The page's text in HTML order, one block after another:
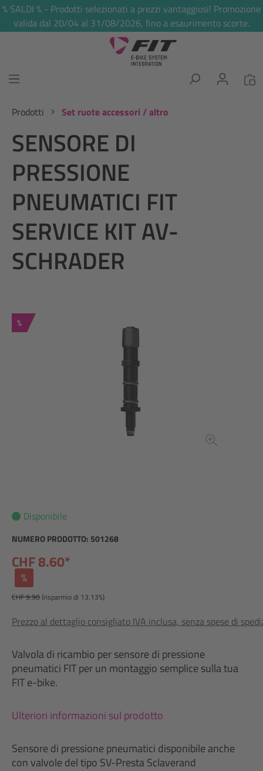
principale
% SALDI % - Prodotti selezionati a prezzi vantaggiosi! Promozione
valida dal 20/04 al 31/08/2026, fino a esaurimento scorte.
Prodotti Set ruote accessori / altro
SENSORE DI
PRESSIONE
PNEUMATICI FIT
SERVICE KIT AV-
SCHRADER
Sconto
%
Disponibile
NUMERO PRODOTTO: 501268
CHF 8.60*
%
CHF 9.90(risparmio di 13.13%)
Prezzo al dettaglio consigliato IVA inclusa, senza spese di
Valvola di ricambio per sensore di pressione
pneumatici FIT per un montaggio semplice sulla tua
FIT e-bike.
Ulteriori informazioni sul prodotto
Sensore di pressione pneumatici disponibile anche
con valvole del tipo SV-Presta Sclaverand